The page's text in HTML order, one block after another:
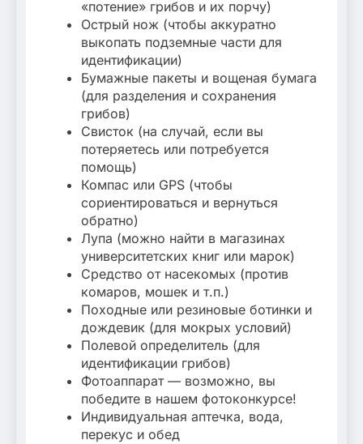
«потение» грибов и их порчу)
Острый нож (чтобы аккуратно
выкопать подземные части для
идентификации)
Бумажные пакеты и вощеная бумага
(для разделения и сохранения
грибов)
Свисток (на случай, если вы
потеряетесь или потребуется
помощь)
Компас или GPS (чтобы
сориентироваться и вернуться
обратно)
Лупа (можно найти в магазинах
университетских книг или марок)
Средство от насекомых (против
комаров, мошек и т.п.)
Походные или резиновые ботинки и
дождевик (для мокрых условий)
Полевой определитель (для
идентификации грибов)
Фотоаппарат — возможно, вы
победите в нашем фотоконкурсе!
Индивидуальная аптечка, вода,
перекус и обед